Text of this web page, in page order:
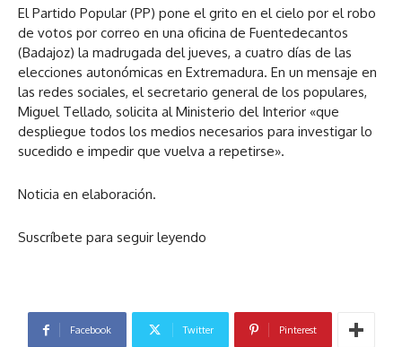
El Partido Popular (PP) pone el grito en el cielo por el robo
de votos por correo en una oficina de Fuentedecantos
(Badajoz) la madrugada del jueves, a cuatro días de las
elecciones autonómicas en Extremadura. En un mensaje en
las redes sociales, el secretario general de los populares,
Miguel Tellado, solicita al Ministerio del Interior «que
despliegue todos los medios necesarios para investigar lo
sucedido e impedir que vuelva a repetirse».
Noticia en elaboración.
Suscríbete para seguir leyendo
Facebook Twitter Pinterest